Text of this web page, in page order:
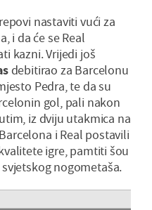
nastaviti vući za
i da će se Real
kazni. Vrijedi još
debitirao za Barcelonu
Pedra, te da su
gol, pali nakon
iz dviju utakmica na
i Real postavili
igre, pamtiti šou
nogometaša.